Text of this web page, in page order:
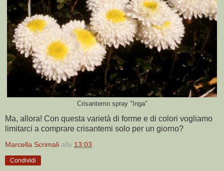
Crisantemo spray "Inga"
Ma, allora! Con questa varietà di forme e di colori vogliamo
limitarci a comprare crisantemi solo per un giorno?
Marcella Scrimali alle 13:03
Condividi